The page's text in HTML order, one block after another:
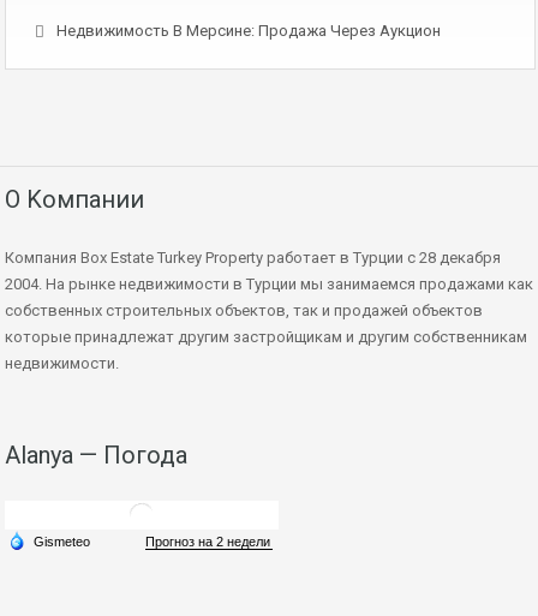
Недвижимость В Мерсине: Продажа Через Аукцион
О Kомпании
Компания Box Estate Turkey Property работает в Турции с 28 декабря
2004. На рынке недвижимости в Турции мы занимаемся продажами как
собственных строительных объектов, так и продажей объектов
которые принадлежат другим застройщикам и другим собственникам
недвижимости.
Alanya — Погода